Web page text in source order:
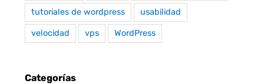
tutoriales de wordpress usabilidad
velocidad vps WordPress
Categorías